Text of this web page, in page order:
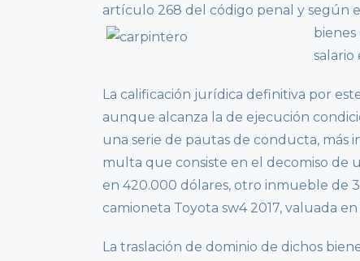
artículo 268 del código penal y según
salario
La calificación jurídica definitiva por
aunque alcanza la de ejecución
una serie de pautas de conducta, más
multa que consiste en el decomiso de
en 420.000 dólares, otro inmueble de
camioneta Toyota sw4 2017, valuada
La traslación de dominio de dichos